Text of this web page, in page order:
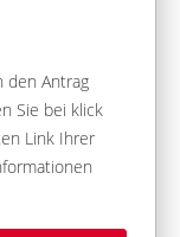
den Antrag
Sie bei klick
Link Ihrer